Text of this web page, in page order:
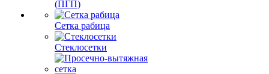
(ПГП)
Сетка рабица
Стеклосетки